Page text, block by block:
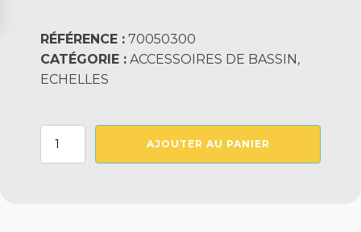
RÉFÉRENCE : 70050300
CATÉGORIE : ACCESSOIRES DE BASSIN,
ECHELLES
quantité
AJOUTER AU PANIER